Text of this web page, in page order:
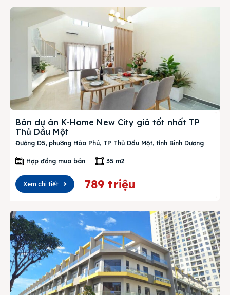
Bán dự án K-Home New City giá tốt nhất TP
Thủ Dầu Một
Đường D5, phường Hòa Phú, TP Thủ Dầu Một, tỉnh Bình Dương
Hợp đồng mua bán 35 m2
Xem chi tiết 789 triệu